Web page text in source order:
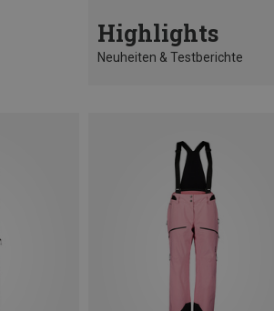
Highlights
Neuheiten & Testberichte